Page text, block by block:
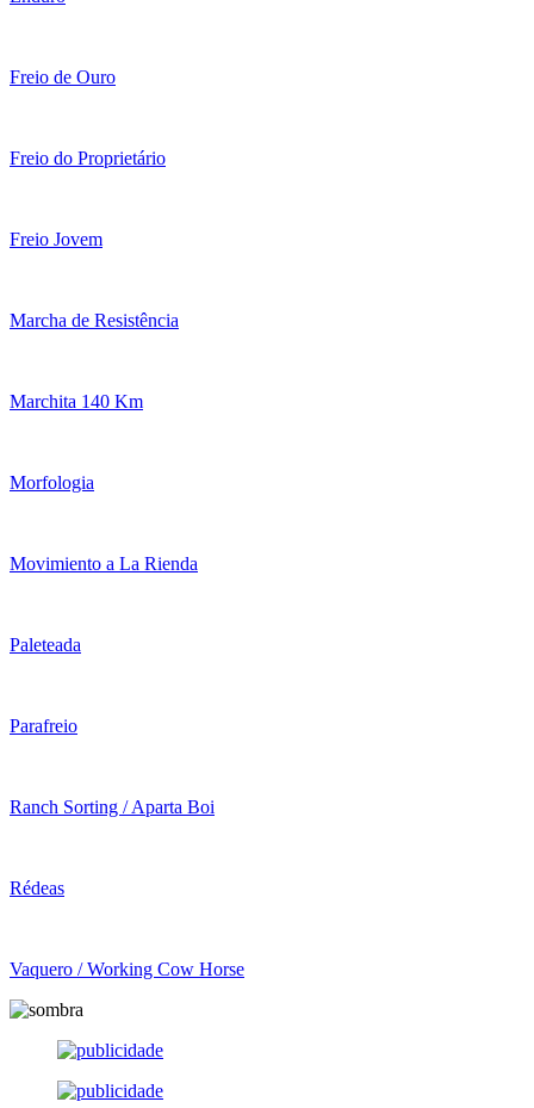
Freio de Ouro
Freio do Proprietário
Freio Jovem
Marcha de Resistência
Marchita 140 Km
Morfologia
Movimiento a La Rienda
Paleteada
Parafreio
Ranch Sorting / Aparta Boi
Rédeas
Vaquero / Working Cow Horse